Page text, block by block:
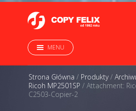
MENU
Strona Główna / Produkty/
Ricoh MP2501SP / Attachment:
C2503-Copier-2